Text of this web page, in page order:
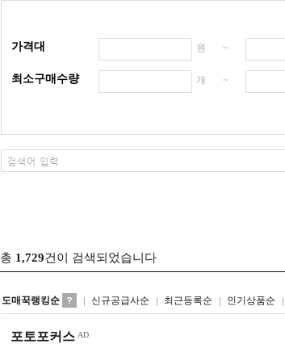
가격대 원 ~
최소구매수량 개 ~
총 1,729건이 검색되었습니다
도매꾹랭킹순 신규공급사순 최근등록순 인기상품순
리스트형갤러리형
포토포커스